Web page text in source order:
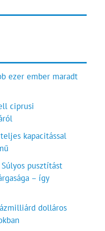
ezer ember maradt
ciprusi
kapacitással
pusztítást
– így
dolláros